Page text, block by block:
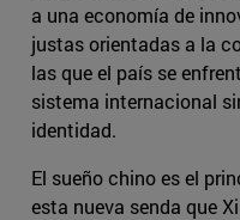
a una economía de
justas orientadas a la
las que el país se
sistema internacional
identidad.
El sueño chino es el
esta nueva senda que